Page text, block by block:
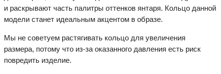
и раскрывают часть палитры оттенков янтаря. Кольцо данной
модели станет идеальным акцентом в образе.
Мы не советуем растягивать кольцо для увеличения
размера, потому что из-за оказанного давления есть риск
повредить изделие.